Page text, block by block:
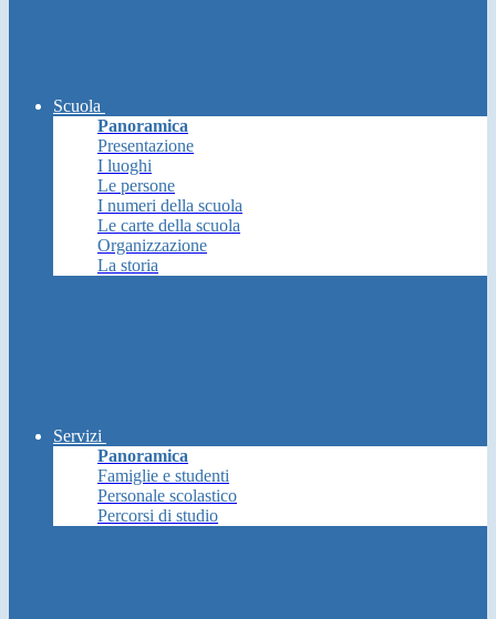
Scuola
Panoramica
Presentazione
I luoghi
Le persone
I numeri della scuola
Le carte della scuola
Organizzazione
La storia
Servizi
Panoramica
Famiglie e studenti
Personale scolastico
Percorsi di studio